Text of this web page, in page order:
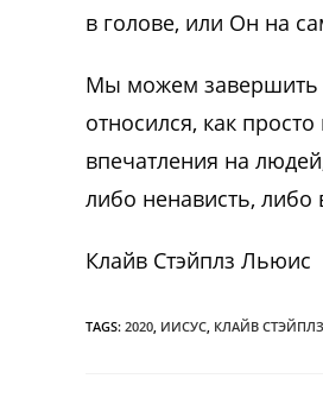
в голове, или Он на
Мы можем завершить
относился, как
впечатления на
либо ненависть,
Клайв Стэйплз Льюис
TAGS: 2020 ИИСУС КЛАЙВ